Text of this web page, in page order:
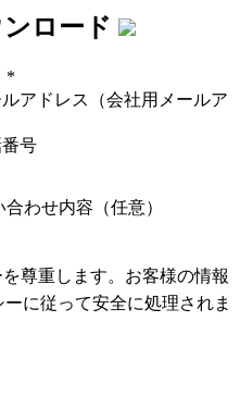
ロード
*
ルアドレス（会社用メールア
号
合わせ内容（任意）
尊重します。お客様の情報
に従って安全に処理されま